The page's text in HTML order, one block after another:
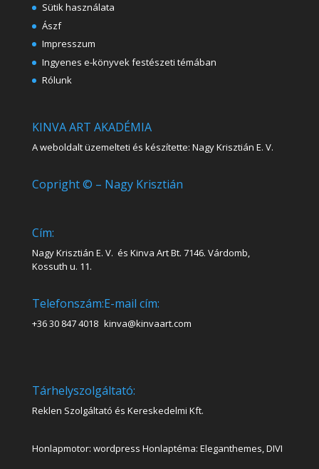
Sütik használata
Ászf
Impresszum
Ingyenes e-könyvek festészeti témában
Rólunk
KINVA ART AKADÉMIA
A weboldalt üzemelteti és készítette: Nagy Krisztián E. V.
Copright © – Nagy Krisztián
Cím:
Nagy Krisztián E. V. és Kinva Art Bt. 7146. Várdomb,
Kossuth u. 11.
Telefonszám:
+36 30 847 4018
E-mail cím:
kinva@kinvaart.com
Tárhelyszolgáltató:
Reklen Szolgáltató és Kereskedelmi Kft.
Honlapmotor: wordpress Honlaptéma: Eleganthemes, DIVI